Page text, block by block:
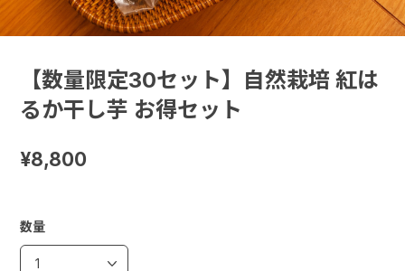
【数量限定30セット】自然栽培 紅は
るか干し芋 お得セット
¥8,800
数量